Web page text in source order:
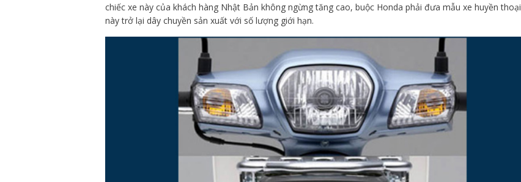
chiếc xe này của khách hàng Nhật Bản không ngừng tăng cao, buộc Honda phải đưa mẫu xe huyền thoại
này trở lại dây chuyền sản xuất với số lượng giới hạn.